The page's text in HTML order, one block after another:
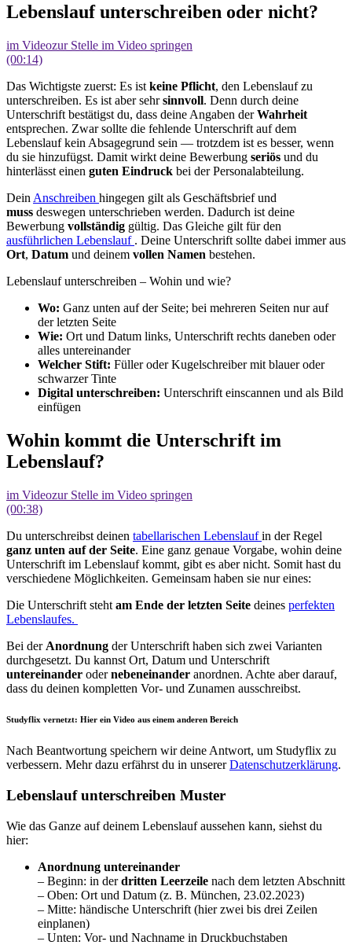
Lebenslauf unterschreiben oder nicht?
im Videozur Stelle im Video springen
(00:14)
Das Wichtigste zuerst: Es ist keine Pflicht, den Lebenslauf zu
unterschreiben. Es ist aber sehrsinnvoll. Denn durch deine
Unterschrift bestätigst du, dass deine Angaben derWahrheit
entsprechen. Zwar sollte die fehlende Unterschrift auf dem
Lebenslauf kein Absagegrund sein — trotzdem ist es besser, wenn
du sie hinzufügst. Damit wirkt deine Bewerbung seriös und du
hinterlässt einen guten Eindruck bei der Personalabteilung.
Dein Anschreiben hingegen gilt als Geschäftsbrief und
muss deswegen unterschrieben werden. Dadurch ist deine
Bewerbung vollständig gültig. Das Gleiche gilt für den
ausführlichen Lebenslauf . Deine Unterschrift sollte dabei immer aus
Ort, Datum und deinem vollen Namen bestehen.
Lebenslauf unterschreiben – Wohin und wie?
Wo: Ganz unten auf der Seite; bei mehreren Seiten nur auf
der letzten Seite
Wie: Ort und Datum links, Unterschrift rechts daneben oder
alles untereinander
Welcher Stift: Füller oder Kugelschreiber mit blauer oder
schwarzer Tinte
Digital unterschreiben: Unterschrift einscannen und als Bild
einfügen
Wohin kommt die Unterschrift im
Lebenslauf?
im Videozur Stelle im Video springen
(00:38)
Du unterschreibst deinen tabellarischen Lebenslaufin der Regel
ganz unten auf der Seite. Eine ganz genaue Vorgabe, wohin deine
Unterschrift im Lebenslauf kommt, gibt es aber nicht. Somit hast du
verschiedene Möglichkeiten. Gemeinsam haben sie nur eines:
Die Unterschrift steht am Ende der letzten Seite deines perfekten
Lebenslaufes.
Bei der Anordnung der Unterschrift haben sich zwei Varianten
durchgesetzt. Du kannst Ort, Datum und Unterschrift
untereinander odernebeneinander anordnen. Achte aber darauf,
dass du deinen kompletten Vor- und Zunamen ausschreibst.
Studyflix vernetzt: Hier ein Video aus einem anderen Bereich
Nach Beantwortung speichern wir deine Antwort, um Studyflix zu
verbessern. Mehr dazu erfährst du in unsererDatenschutzerklärung.
Lebenslauf unterschreiben Muster
Wie das Ganze auf deinem Lebenslauf aussehen kann, siehst du
hier:
Anordnung untereinander
– Beginn: in derdritten Leerzeile nach dem letzten Abschnitt
– Oben: Ort und Datum (z. B. München, 23.02.2023)
– Mitte: händische Unterschrift (hier zwei bis drei Zeilen
einplanen)
– Unten: Vor- und Nachname in Druckbuchstaben